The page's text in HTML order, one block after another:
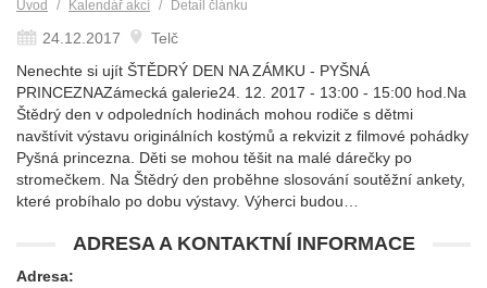
Úvod Kalendář akcí Detail článku
24.12.2017
Telč
Nenechte si ujít ŠTĚDRÝ DEN NA ZÁMKU - PYŠNÁ
PRINCEZNAZámecká galerie24. 12. 2017 - 13:00 - 15:00 hod.Na
Štědrý den v odpoledních hodinách mohou rodiče s dětmi
navštívit výstavu originálních kostýmů a rekvizit z filmové pohádky
Pyšná princezna. Děti se mohou těšit na malé dárečky po
stromečkem. Na Štědrý den proběhne slosování soutěžní ankety,
které probíhalo po dobu výstavy. Výherci budou…
ADRESA A KONTAKTNÍ INFORMACE
Adresa: